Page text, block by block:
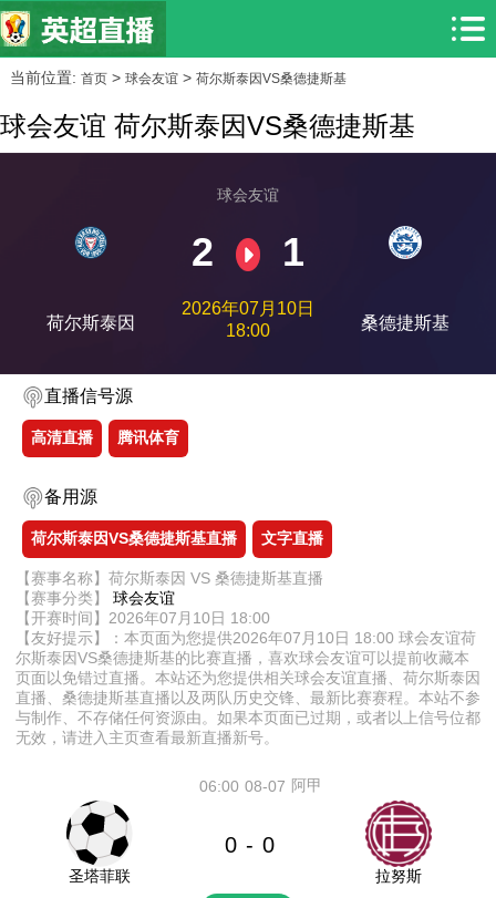
当前位置: 首页> 球会友谊> 荷尔斯泰因VS桑德捷斯基
球会友谊 荷尔斯泰因VS桑德捷斯基
荷尔斯泰因
球会友谊
2 1
2026年07月10日
18:00
桑德捷斯基
直播信号源
高清直播 腾讯体育
备用源
荷尔斯泰因VS桑德捷斯基直播 文字直播
【赛事名称】荷尔斯泰因 VS 桑德捷斯基直播
【赛事分类】 球会友谊
【开赛时间】2026年07月10日 18:00
【友好提示】：本页面为您提供2026年07月10日 18:00 球会友谊荷
尔斯泰因VS桑德捷斯基的比赛直播，喜欢球会友谊可以提前收藏本
页面以免错过直播。本站还为您提供相关球会友谊直播、荷尔斯泰因
直播、桑德捷斯基直播以及两队历史交锋、最新比赛赛程。本站不参
与制作、不存储任何资源由。如果本页面已过期，或者以上信号位都
无效，请进入主页查看最新直播新号。
08-07
06:00 阿甲
圣塔菲联
0 - 0
拉努斯